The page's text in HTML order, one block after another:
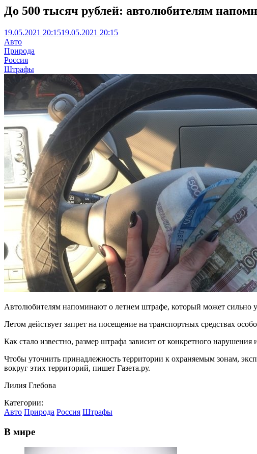
До 500 тысяч рублей: автолюбителям
19.05.2021 20:1519.05.2021 20:15
Авто
Природа
Россия
Штрафы
Автолюбителям напоминают о летнем штрафе, который может сильно
Летом действует запрет на посещение на транспортных средствах
Как стало известно, размер штрафа зависит от конкретного
Чтобы уточнить принадлежность территории к охраняемым зонам,
вокруг этих территорий, пишет Газета.ру.
Лилия Глебова
Категории:
Авто Природа Россия Штрафы
В мире